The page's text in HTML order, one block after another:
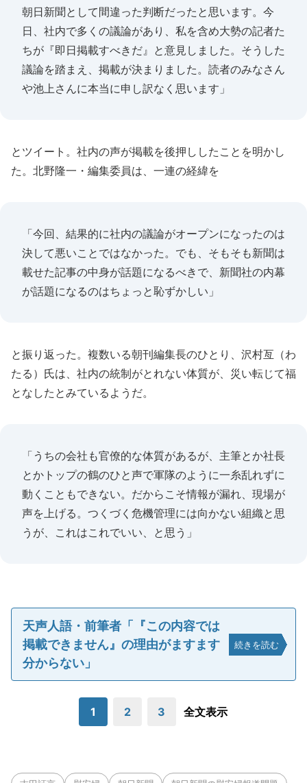
朝日新聞として間違った判断だったと思います。今
日、社内で多くの議論があり、私を含め大勢の記者た
ちが『即日掲載すべきだ』と意見しました。そうした
議論を踏まえ、掲載が決まりました。読者のみなさん
や池上さんに本当に申し訳なく思います」
とツイート。社内の声が掲載を後押ししたことを明かし
た。北野隆一・編集委員は、一連の経緯を
「今回、結果的に社内の議論がオープンになったのは
決して悪いことではなかった。でも、そもそも新聞は
載せた記事の中身が話題になるべきで、新聞社の内幕
が話題になるのはちょっと恥ずかしい」
と振り返った。複数いる朝刊編集長のひとり、沢村亙（わ
たる）氏は、社内の統制がとれない体質が、災い転じて福
となしたとみているようだ。
「うちの会社も官僚的な体質があるが、主筆とか社長
とかトップの鶴のひと声で軍隊のように一糸乱れずに
動くこともできない。だからこそ情報が漏れ、現場が
声を上げる。つくづく危機管理には向かない組織と思
うが、これはこれでいい、と思う」
天声人語・前筆者「『この内容では
掲載できません』の理由がますます
分からない」
続きを読む
1 2 3 全文表示